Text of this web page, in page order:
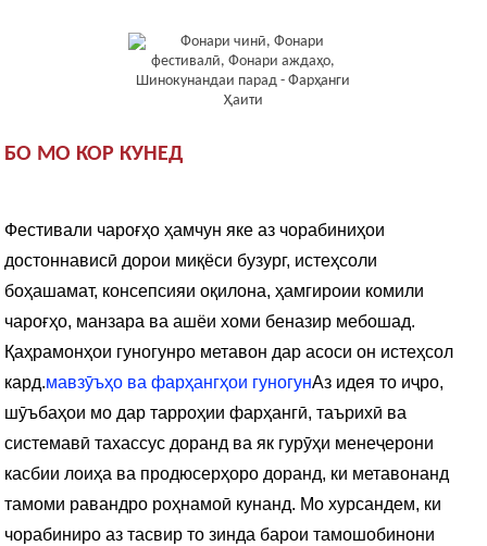
БО МО КОР КУНЕД
Фестивали чароғҳо ҳамчун яке аз чорабиниҳои
достоннависӣ дорои миқёси бузург, истеҳсоли
боҳашамат, консепсияи оқилона, ҳамгироии комили
чароғҳо, манзара ва ашёи хоми беназир мебошад.
Қаҳрамонҳои гуногунро метавон дар асоси он истеҳсол
кард.мавзӯъҳо ва фарҳангҳои гуногунАз идея то иҷро,
шӯъбаҳои мо дар тарроҳии фарҳангӣ, таърихӣ ва
системавӣ тахассус доранд ва як гурӯҳи менеҷерони
касбии лоиҳа ва продюсерҳоро доранд, ки метавонанд
тамоми равандро роҳнамоӣ кунанд. Мо хурсандем, ки
чорабиниро аз тасвир то зинда барои тамошобинони